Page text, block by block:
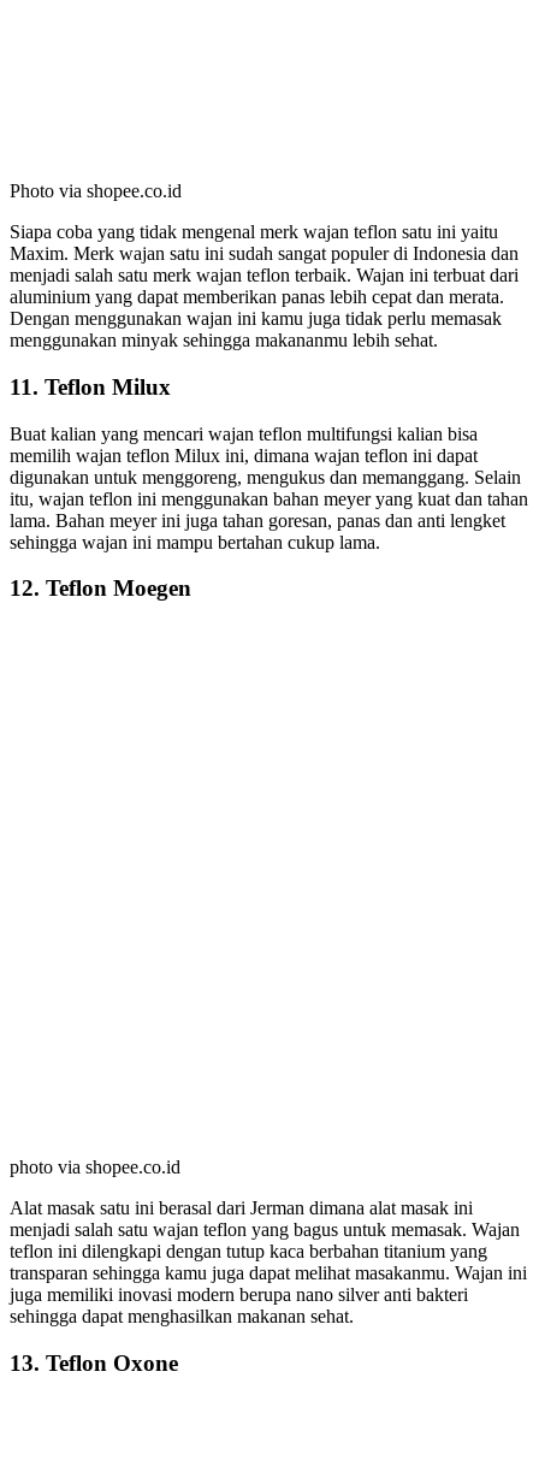
Photo via shopee.co.id
Siapa coba yang tidak mengenal merk wajan teflon satu ini yaitu
Maxim. Merk wajan satu ini sudah sangat populer di Indonesia dan
menjadi salah satu merk wajan teflon terbaik. Wajan ini terbuat dari
aluminium yang dapat memberikan panas lebih cepat dan merata.
Dengan menggunakan wajan ini kamu juga tidak perlu memasak
menggunakan minyak sehingga makananmu lebih sehat.
11. Teflon Milux
Buat kalian yang mencari wajan teflon multifungsi kalian bisa
memilih wajan teflon Milux ini, dimana wajan teflon ini dapat
digunakan untuk menggoreng, mengukus dan memanggang. Selain
itu, wajan teflon ini menggunakan bahan meyer yang kuat dan tahan
lama. Bahan meyer ini juga tahan goresan, panas dan anti lengket
sehingga wajan ini mampu bertahan cukup lama.
12. Teflon Moegen
photo via shopee.co.id
Alat masak satu ini berasal dari Jerman dimana alat masak ini
menjadi salah satu wajan teflon yang bagus untuk memasak. Wajan
teflon ini dilengkapi dengan tutup kaca berbahan titanium yang
transparan sehingga kamu juga dapat melihat masakanmu. Wajan ini
juga memiliki inovasi modern berupa nano silver anti bakteri
sehingga dapat menghasilkan makanan sehat.
13. Teflon Oxone